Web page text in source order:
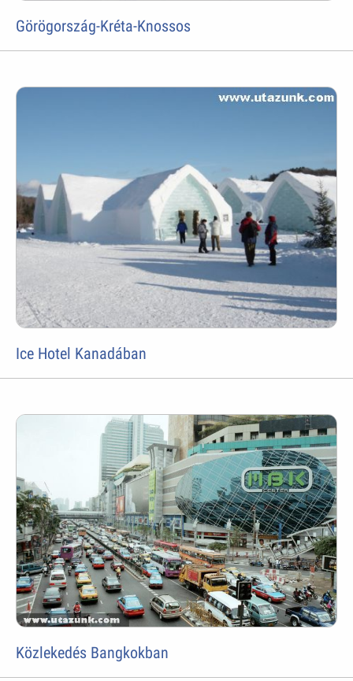
Görögország-Kréta-Knossos
Ice Hotel Kanadában
Közlekedés Bangkokban